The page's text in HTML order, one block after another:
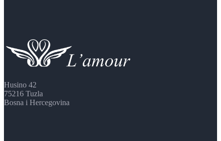
Husino 42
75216 Tuzla
Bosna i Hercegovina